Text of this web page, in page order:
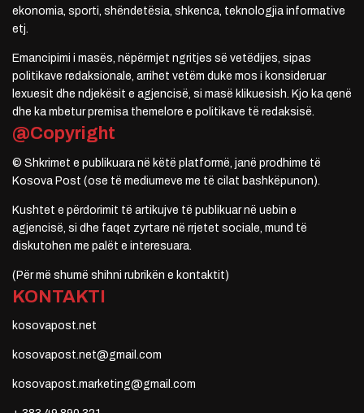
ekonomia, sporti, shëndetësia, shkenca, teknologjia informative
etj.
Emancipimi i masës, nëpërmjet ngritjes së vetëdijes, sipas
politikave redaksionale, arrihet vetëm duke mos i konsideruar
lexuesit dhe ndjekësit e agjencisë, si masë klikuesish. Kjo ka qenë
dhe ka mbetur premisa themelore e politikave të redaksisë.
@Copyright
© Shkrimet e publikuara në këtë platformë, janë prodhime të
Kosova Post (ose të mediumeve me të cilat bashkëpunon).
Kushtet e përdorimit të artikujve të publikuar në uebin e
agjencisë, si dhe faqet zyrtare në rrjetet sociale, mund të
diskutohen me palët e interesuara.
(Për më shumë shihni rubrikën e kontaktit)
KONTAKTI
kosovapost.net
kosovapost.net@gmail.com
kosovapost.marketing@gmail.com